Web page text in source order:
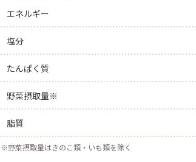
エネルギー
塩分
たんぱく質
野菜摂取量※
脂質
※野菜摂取量はきのこ類・いも類を除く